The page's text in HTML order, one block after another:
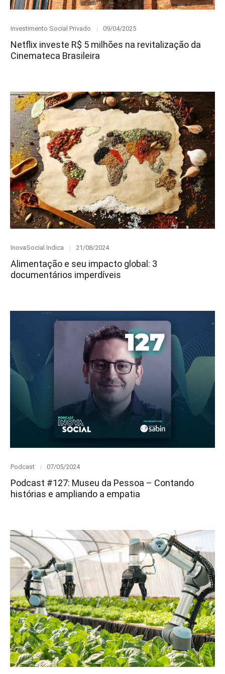
Category
Investimento Social Privado
Posted
09/04/2025
Netflix investe R$ 5 milhões na revitalização da
Cinemateca Brasileira
Category
InovaSocial Indica
Posted
21/08/2024
Alimentação e seu impacto global: 3
documentários imperdíveis
Category
Podcast
Posted
07/05/2024
Podcast #127: Museu da Pessoa – Contando
histórias e ampliando a empatia